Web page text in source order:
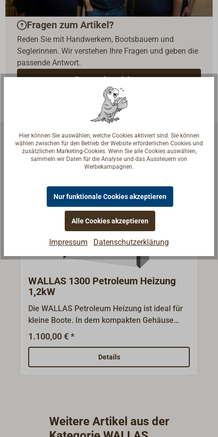
Fragen zum Artikel?
Reden Sie mit Handwerkern, Bootsbauern und
Seglerinnen. Wir verstehen Ihre Fragen und geben die
passende Antwort.
Experten kontaktieren
Zubehör & Ersatzteile
WALLAS 1300 Petroleum Heizung
1,2kW
Die WALLAS Petroleum Heizung ist ideal für
kleine Boote. In dem kompakten Gehäuse
sind eine Kraftstoffpumpe, ein elektrischer
Schalter sowie ein Warmluftauslassgitter
verbaut. Die Umgebungsluft dringt von unten
in das Gehäuse ein, wird dort erwärmt und
direkt angeschlossen werden. Es muss kein
extra Tank installiert werden.Ein eingebauter
1.100,00 € *
Details
Weitere Artikel aus der
Hier können Sie auswählen, welche Cookies aktiviert sind. Sie können
wählen zwischen für den Betrieb der Website erforderlichen Cookies und
zusätzlichen Marketing-Cookies. Wenn Sie alle Cookies auswählen,
sammeln wir Daten für die Analyse und das Aussteuern von
Werbekampagnen.
Nur funktionale Cookies akzeptieren
Alle Cookies akzeptieren
Impressum Datenschutzerklärung